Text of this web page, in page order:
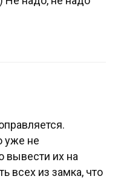
уже не
вывести их на
всех из замка, что